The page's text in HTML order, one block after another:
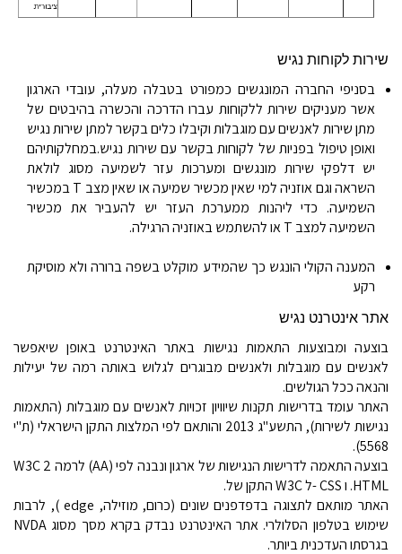
שירות לקוחות נגיש
בסניפי החברה המונגשים כמפורט בטבלה מעלה, עובדי הארגון
אשר מעניקים שירות ללקוחות עברו הדרכה והכשרה בהיבטים של
מתן שירות לאנשים עם מוגבלותוקיבלו כלים בקשר למתן שירות נגיש
ואופן טיפול בפניות של לקוחות בקשר עם שירות נגיש.במחלקותיהם
יש דלפקי שירות מונגשים ומערכות עזר לשמיעה מסוג לולאת
השראה וגם אוזניה למי שאין מכשיר שמיעה או שאין מצב Tבמכשיר
השמיעה. כדי ליהנות ממערכת העזר יש להעביר את מכשיר
השמיעה למצב Tאו להשתמש באוזניה הרגילה.
המענה הקולי הונגש כך שהמידע מוקלט בשפה ברורה ולא מוסיקת
רקע
אתר אינטרנט נגיש
בוצעה ומבוצעות התאמות נגישות באתר האינטרנט באופן שיאפשר
לאנשים עם מוגבלות ולאנשים מבוגרים לגלוש באותה רמה של יעילות
והנאה ככל הגולשים.
האתר עומד בדרישות תקנות שיוויון זכויות לאנשים עם מוגבלות (התאמות
נגישות לשירות), התשע"ג 2013 והותאם לפי המלצות התקן הישראלי (ת"י
5568)
.
בוצעה התאמה לדרישות הנגישות של ארגוןW3C לרמה 2 (AA)ונבנה לפי
התקן שלW3Cל- CSSו .HTML.
האתר מותאם לתצוגה בדפדפנים שונים (כרום, מוזילה, edge
), לרבות
שימוש בטלפון הסלולרי. אתר האינטרנט נבדק בקרא מסך מסוג NVDA
בגרסתו העדכנית ביותר.